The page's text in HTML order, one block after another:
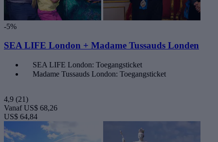
-5%
SEA LIFE London + Madame Tussauds Londen
SEA LIFE London: Toegangsticket
Madame Tussauds London: Toegangsticket
4,9 (21)
Vanaf US$ 68,26
US$ 64,84